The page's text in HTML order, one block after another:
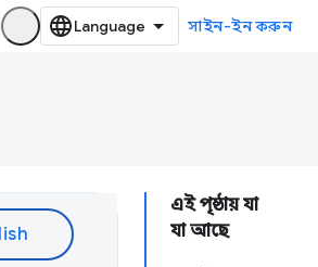
সাইন-ইন করুন
এই পৃষ্ঠায় যা
যা আছে